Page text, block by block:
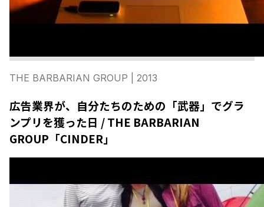
THE BARBARIAN GROUP | 2013
広告業界が、自分たちのための「武器」でグラ
ンプリを獲った日 / THE BARBARIAN
GROUP「CINDER」